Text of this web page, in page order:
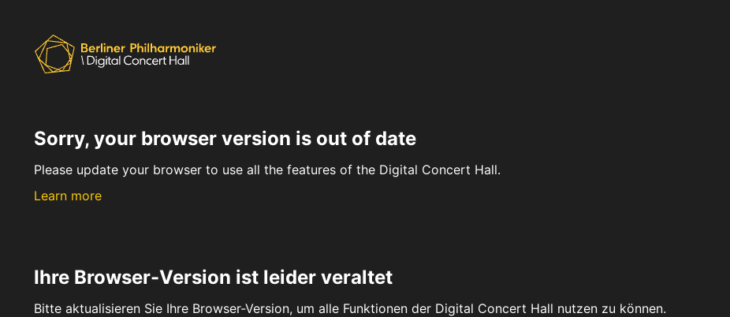
Sorry, your browser version is out of date
Please update your browser to use all the features of the Digital Concert Hall.
Learn more
Ihre Browser-Version ist leider veraltet
Bitte aktualisieren Sie Ihre Browser-Version, um alle Funktionen der Digital Concert Hall nutzen zu können.